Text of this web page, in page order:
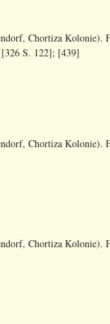
Chortiza Kolonie).
[326 S. 122]; [439]
Chortiza Kolonie).
Chortiza Kolonie).